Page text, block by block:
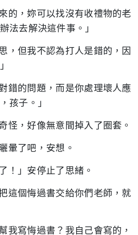
的，妳可以找沒有收禮物的老
法去解決這件事。」
，但我不認為打人是錯的，因
錯的問題，而是你處理壞人應
孩子。」
怪，好像無意間掉入了圈套。
暈了吧，安想。
！」安停止了思緒。
這個悔過書交給你們老師，就
我寫悔過書？我自己會寫的，